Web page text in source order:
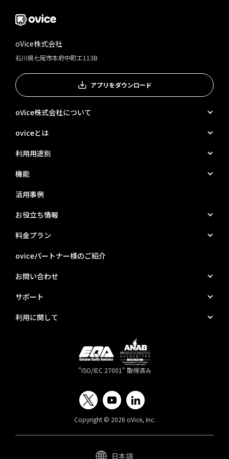
oVice株式会社
石川県七尾市本府中町エ113B
アプリをダウンロード
oVice株式会社について
oviceとは
利用用途別
機能
活用事例
お役立ち情報
料金プラン
oviceパートナー様のご紹介
お問い合わせ
サポート
利用に関して
"ISO/IEC 27001" 取得済み
Copyright © 2026 oVice, Inc.
日本語